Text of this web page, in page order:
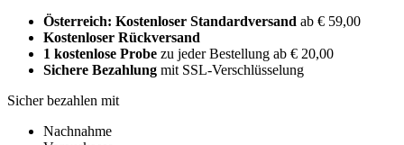
Österreich: Kostenloser Standardversand ab € 59,00
Kostenloser Rückversand
1 kostenlose Probe zu jeder Bestellung ab € 20,00
Sichere Bezahlung mit SSL-Verschlüsselung
Sicher bezahlen mit
Nachnahme